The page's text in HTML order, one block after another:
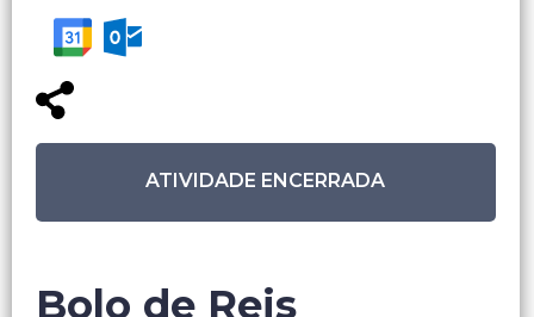
ATIVIDADE ENCERRADA
Bolo de Reis